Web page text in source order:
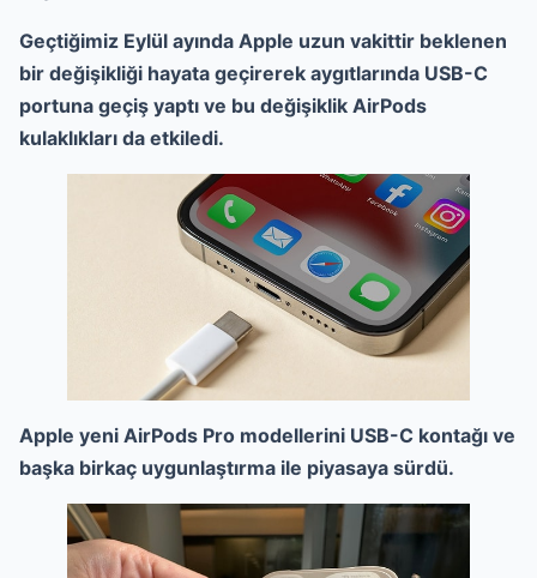
Geçtiğimiz Eylül ayında Apple uzun vakittir beklenen
bir değişikliği hayata geçirerek aygıtlarında USB-C
portuna geçiş yaptı ve bu değişiklik AirPods
kulaklıkları da etkiledi.
Apple yeni AirPods Pro modellerini USB-C kontağı ve
başka birkaç uygunlaştırma ile piyasaya sürdü.